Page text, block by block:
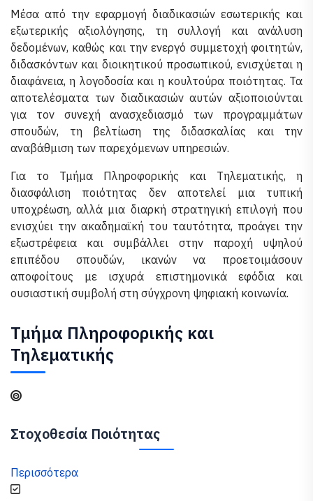
Μέσα από την εφαρμογή διαδικασιών εσωτερικής και
εξωτερικής αξιολόγησης, τη συλλογή και ανάλυση
δεδομένων, καθώς και την ενεργό συμμετοχή φοιτητών,
διδασκόντων και διοικητικού προσωπικού, ενισχύεται η
διαφάνεια, η λογοδοσία και η κουλτούρα ποιότητας. Τα
αποτελέσματα των διαδικασιών αυτών αξιοποιούνται
για τον συνεχή ανασχεδιασμό των προγραμμάτων
σπουδών, τη βελτίωση της διδασκαλίας και την
αναβάθμιση των παρεχόμενων υπηρεσιών.
Για το Τμήμα Πληροφορικής και Τηλεματικής, η
διασφάλιση ποιότητας δεν αποτελεί μια τυπική
υποχρέωση, αλλά μια διαρκή στρατηγική επιλογή που
ενισχύει την ακαδημαϊκή του ταυτότητα, προάγει την
εξωστρέφεια και συμβάλλει στην παροχή υψηλού
επιπέδου σπουδών, ικανών να προετοιμάσουν
αποφοίτους με ισχυρά επιστημονικά εφόδια και
ουσιαστική συμβολή στη σύγχρονη ψηφιακή κοινωνία.
Τμήμα Πληροφορικής και
Τηλεματικής
Στοχοθεσία Ποιότητας
Περισσότερα